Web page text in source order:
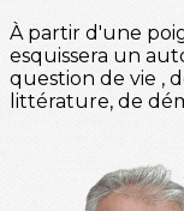
À partir d'une
esquissera un
question de vie ,
littérature, de